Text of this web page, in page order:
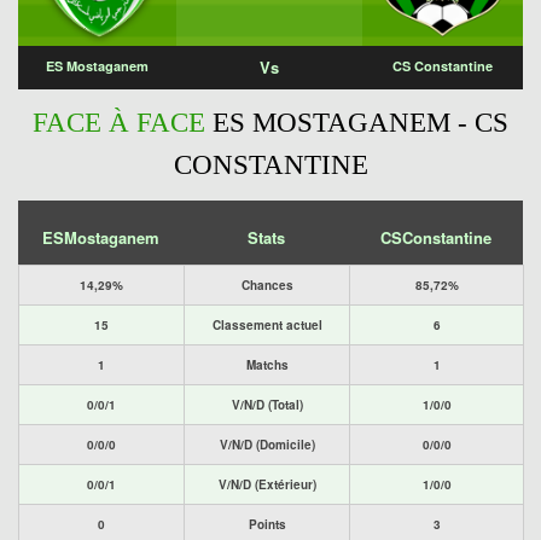
ES Mostaganem Vs CS Constantine
FACE À FACE ES MOSTAGANEM - CS
CONSTANTINE
ESMostaganem Stats CSConstantine
14,29% Chances 85,72%
15 Classement actuel 6
1 Matchs 1
0/0/1 V/N/D (Total) 1/0/0
0/0/0 V/N/D (Domicile) 0/0/0
0/0/1 V/N/D (Extérieur) 1/0/0
0 Points 3